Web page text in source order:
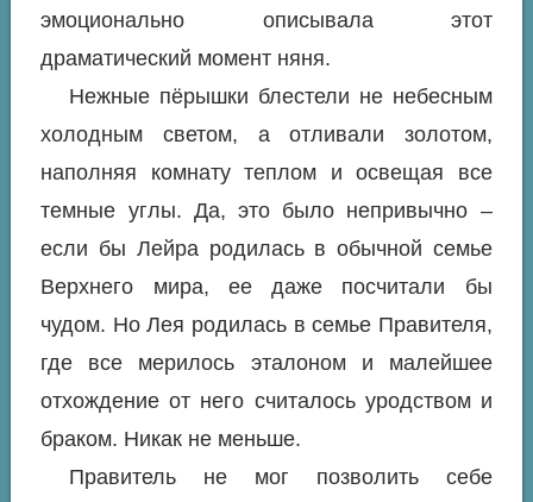
эмоционально описывала этот
драматический момент няня.
Нежные пёрышки блестели не небесным
холодным светом, а отливали золотом,
наполняя комнату теплом и освещая все
темные углы. Да, это было непривычно –
если бы Лейра родилась в обычной семье
Верхнего мира, ее даже посчитали бы
чудом. Но Лея родилась в семье Правителя,
где все мерилось эталоном и малейшее
отхождение от него считалось уродством и
браком. Никак не меньше.
Правитель не мог позволить себе